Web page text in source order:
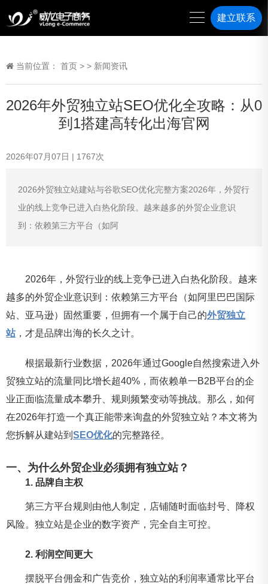
建立联系
当前位置： 首页 > > 新闻资讯
2026年外贸独立站SEO优化全攻略：从0
到1搭建高转化出海官网
2026年07月07日 | 1767次
2026外贸独立站建站与谷歌SEO优化完整方案2026年，外贸行
业的线上竞争已进入白热化阶段。越来越多的外贸企业意识
到：依赖第三方平台（如阿
2026年，外贸行业的线上竞争已进入白热化阶段。越来
越多的外贸企业意识到：依赖第三方平台（如阿里巴巴国际
站、亚马逊）固然重要，但拥有一个属于自己的外贸独立
站，才是品牌出海的长久之计。
根据最新行业数据，2026年通过Google自然搜索进入外
贸独立站的流量同比增长超40%，而依赖单一B2B平台的企
业正面临流量成本攀升、规则频繁变动等挑战。那么，如何
在2026年打造一个真正能带来询盘的外贸独立站？本文将为
您拆解从建站到 SEO优化的完整路径。
一、为什么外贸企业必须拥有独立站？
1. 品牌自主权
第三方平台规则由他人制定，店铺随时面临封号、降权
风险。独立站是企业的数字资产，完全自主可控。
2. 利润空间更大
摆脱平台佣金和广告竞价，独立站的利润率通常比平台